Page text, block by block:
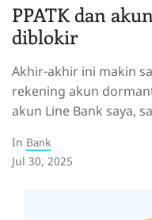
PPATK dan
diblokir
Akhir-akhir ini makin
rekening akun
akun Line Bank saya,
In Bank
Jul 30, 2025